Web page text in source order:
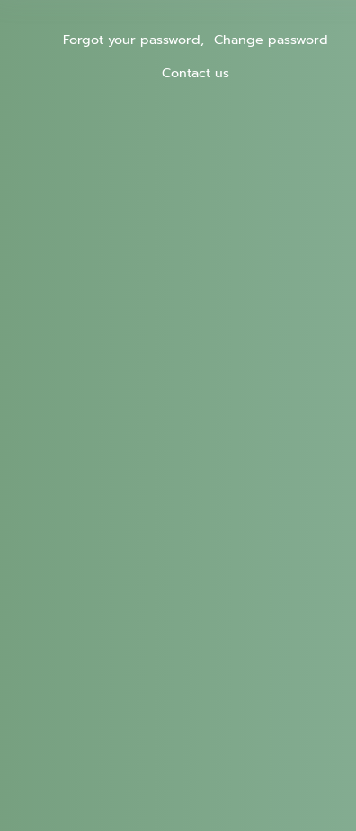
Forgot your password, Change password
Contact us